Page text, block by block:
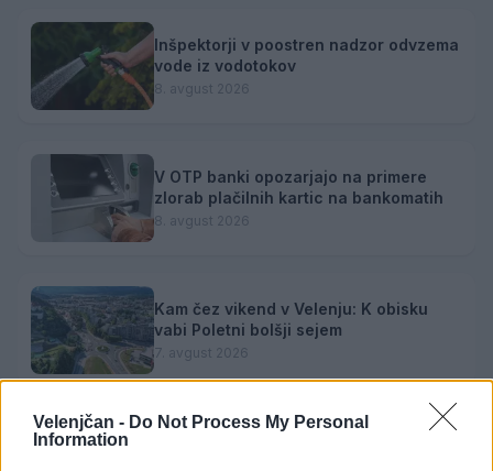
Velenjčan - Do Not Process My Personal
Information
Inšpektorji v poostren nadzor odvzema
vode iz vodotokov
8. avgust 2026
V OTP banki opozarjajo na primere
zlorab plačilnih kartic na bankomatih
8. avgust 2026
Kam čez vikend v Velenju: K obisku
vabi Poletni bolšji sejem
7. avgust 2026